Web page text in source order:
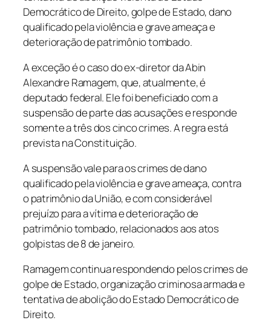
Democrático de Direito, golpe de Estado, dano
qualificado pela violência e grave ameaça e
deterioração de patrimônio tombado.
A exceção é o caso do ex-diretor da Abin
Alexandre Ramagem, que, atualmente, é
deputado federal. Ele foi beneficiado com a
suspensão de parte das acusações e responde
somente a três dos cinco crimes. A regra está
prevista na Constituição.
A suspensão vale para os crimes de dano
qualificado pela violência e grave ameaça, contra
o patrimônio da União, e com considerável
prejuízo para a vítima e deterioração de
patrimônio tombado, relacionados aos atos
golpistas de 8 de janeiro.
Ramagem continua respondendo pelos crimes de
golpe de Estado, organização criminosa armada e
tentativa de abolição do Estado Democrático de
Direito.